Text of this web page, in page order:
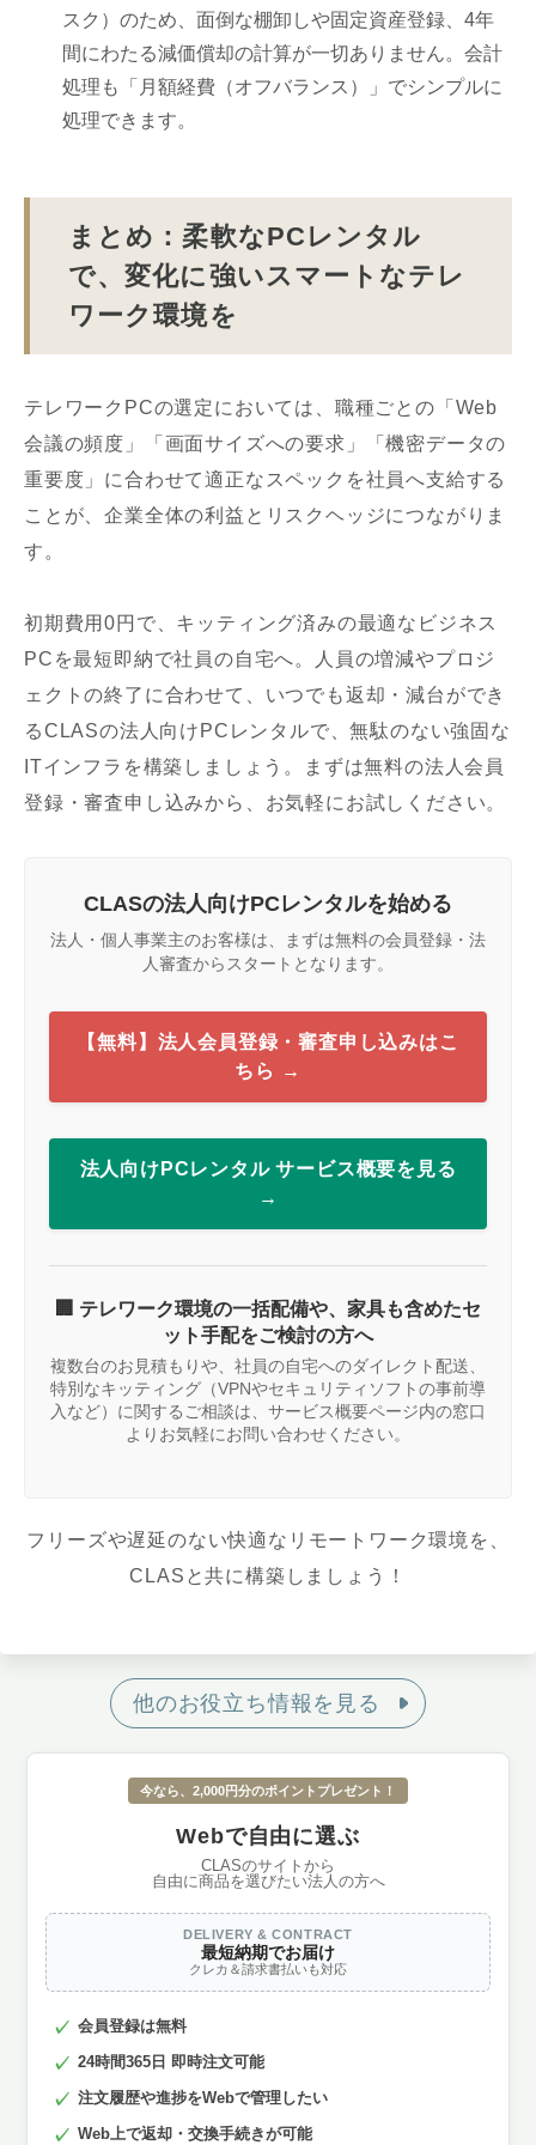
スク）のため、面倒な棚卸しや固定資産登録、4年
間にわたる減価償却の計算が一切ありません。会計
処理も「月額経費（オフバランス）」でシンプルに
処理できます。
まとめ：柔軟なPCレンタル
で、変化に強いスマートなテレ
ワーク環境を
テレワークPCの選定においては、職種ごとの「Web
会議の頻度」「画面サイズへの要求」「機密データの
重要度」に合わせて適正なスペックを社員へ支給する
ことが、企業全体の利益とリスクヘッジにつながりま
す。
初期費用0円で、キッティング済みの最適なビジネス
PCを最短即納で社員の自宅へ。人員の増減やプロジ
ェクトの終了に合わせて、いつでも返却・減台ができ
るCLASの法人向けPCレンタルで、無駄のない強固な
ITインフラを構築しましょう。まずは無料の法人会員
登録・審査申し込みから、お気軽にお試しください。
CLASの法人向けPCレンタルを始める
法人・個人事業主のお客様は、まずは無料の会員登録・法
人審査からスタートとなります。
【無料】法人会員登録・審査申し込みはこ
ちら →
法人向けPCレンタル サービス概要を見る
→
🏢 テレワーク環境の一括配備や、家具も含めたセ
ット手配をご検討の方へ
複数台のお見積もりや、社員の自宅へのダイレクト配送、
特別なキッティング（VPNやセキュリティソフトの事前導
入など）に関するご相談は、サービス概要ページ内の窓口
よりお気軽にお問い合わせください。
フリーズや遅延のない快適なリモートワーク環境を、
CLASと共に構築しましょう！
他のお役立ち情報を見る
今なら、2,000円分のポイントプレゼント！
Webで自由に選ぶ
CLASのサイトから
自由に商品を選びたい法人の方へ
DELIVERY & CONTRACT
最短納期でお届け
クレカ＆請求書払いも対応
会員登録は無料
24時間365日 即時注文可能
注文履歴や進捗をWebで管理したい
Web上で返却・交換手続きが可能